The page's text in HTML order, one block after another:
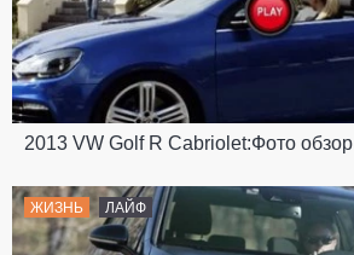
2013 VW Golf R Cabriolet:Фото обзор
ЖИЗНЬ ЛАЙФ